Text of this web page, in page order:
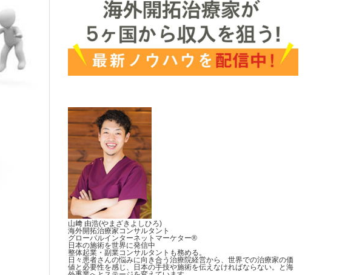
山﨑 由浩(やまざきよしひろ)
海外開拓治療家コンサルタント
グローバルインターネットマーケター®︎
日本の施術を世界に発信中
整体起業・副業コンサルタントも務める。
日々患者さんの悩みに向き合う治療院経営から、世界での治療家の価
値と必要性を感じ、日本の手技や施術を伝えなければならない。と海